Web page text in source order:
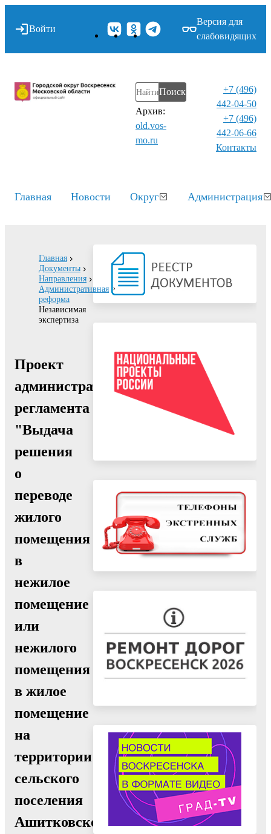
Войти
Версия для
слабовидящих
Поиск
Архив:
old.vos-
mo.ru
+7 (496)
442-04-50
+7 (496)
442-06-66
Контакты⁠
Главная Новости Округ Администрация
Главная
Документы
Направления
Административная
реформа
Независимая
экспертиза
Проект
административного
регламента
"Выдача
решения
о
переводе
жилого
помещения
в
нежилое
помещение
или
нежилого
помещения
в жилое
помещение
на
территории
сельского
поселения
Ашитковское